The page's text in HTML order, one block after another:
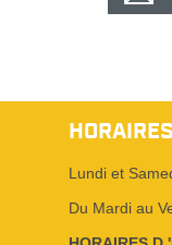
HORAIRES
Lundi et
Du Mardi au